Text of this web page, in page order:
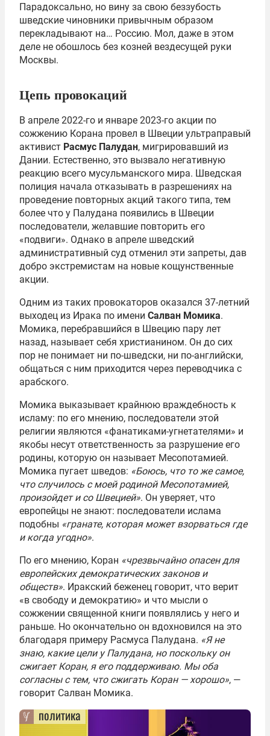
Парадоксально, но вину за свою беззубость
шведские чиновники привычным образом
перекладывают на… Россию. Мол, даже в этом
деле не обошлось без козней вездесущей руки
Москвы.
Цепь провокаций
В апреле 2022-го и январе 2023-го акции по
сожжению Корана провел в Швеции ультраправый
активист Расмус Палудан, мигрировавший из
Дании. Естественно, это вызвало негативную
реакцию всего мусульманского мира. Шведская
полиция начала отказывать в разрешениях на
проведение повторных акций такого типа, тем
более что у Палудана появились в Швеции
последователи, желавшие повторить его
«подвиги». Однако в апреле шведский
административный суд отменил эти запреты, дав
добро экстремистам на новые кощунственные
акции.
Одним из таких провокаторов оказался 37-летний
выходец из Ирака по имени Салван Момика.
Момика, перебравшийся в Швецию пару лет
назад, называет себя христианином. Он до сих
пор не понимает ни по-шведски, ни по-английски,
общаться с ним приходится через переводчика с
арабского.
Момика выказывает крайнюю враждебность к
исламу: по его мнению, последователи этой
религии являются «фанатиками-угнетателями» и
якобы несут ответственность за разрушение его
родины, которую он называет Месопотамией.
Момика пугает шведов: «Боюсь, что то же самое,
что случилось с моей родиной Месопотамией,
произойдет и со Швецией». Он уверяет, что
европейцы не знают: последователи ислама
подобны «гранате, которая может взорваться где
и когда угодно».
По его мнению, Коран «чрезвычайно опасен для
европейских демократических законов и
обществ». Иракский беженец говорит, что верит
«в свободу и демократию» и что мысли о
сожжении священной книги появлялись у него и
раньше. Но окончательно он вдохновился на это
благодаря примеру Расмуса Палудана. «Я не
знаю, какие цели у Палудана, но поскольку он
сжигает Коран, я его поддерживаю. Мы оба
согласны с тем, что сжигать Коран — хорошо», —
говорит Салван Момика.
политика